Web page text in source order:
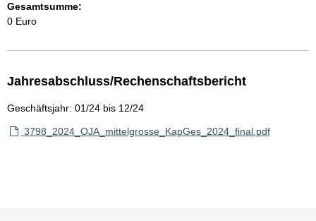
Gesamtsumme:
0 Euro
Jahresabschluss/Rechenschaftsbericht
Geschäftsjahr: 01/24 bis 12/24
3798_2024_OJA_mittelgrosse_KapGes_2024_final.pdf